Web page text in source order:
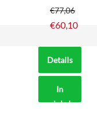
€77,06
€60,10
Details
In
winkelmand